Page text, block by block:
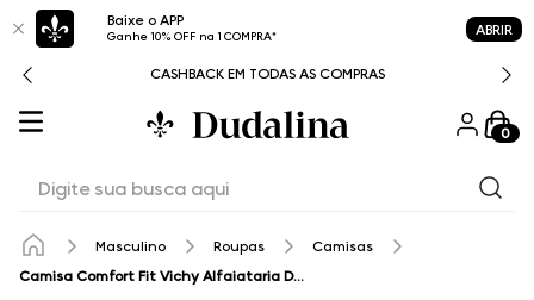
Baixe o APP
Ganhe 10% OFF na 1 COMPRA* ABRIR
CASHBACK EM TODAS AS COMPRAS
0
Masculino Roupas
Camisas
Camisa Comfort Fit Vichy Alfaiataria Dudalina Masculina